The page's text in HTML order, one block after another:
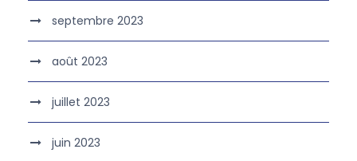
septembre 2023
août 2023
juillet 2023
juin 2023